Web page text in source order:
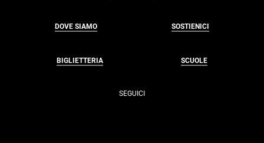
DOVE SIAMO SOSTIENICI
BIGLIETTERIA SCUOLE
SEGUICI